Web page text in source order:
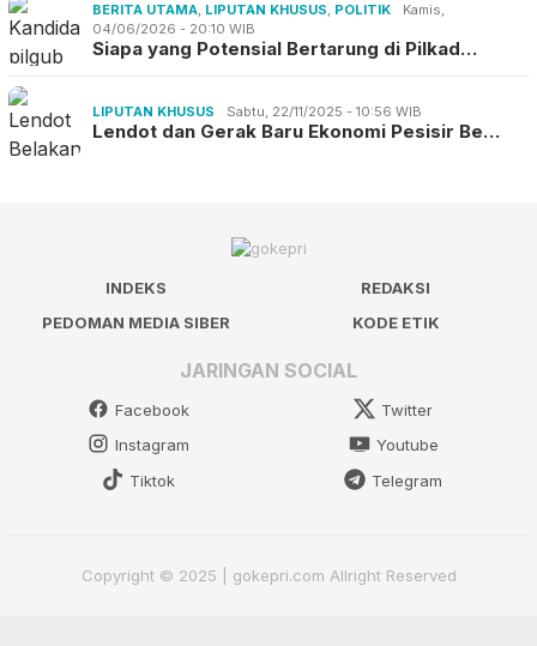
BERITA UTAMA, LIPUTAN KHUSUS, POLITIK
Kamis,
04/06/2026 - 20:10 WIB
Siapa yang Potensial Bertarung di Pilkad…
LIPUTAN KHUSUS Sabtu, 22/11/2025 - 10:56 WIB
Lendot dan Gerak Baru Ekonomi Pesisir Be…
INDEKS
REDAKSI
PEDOMAN MEDIA SIBER
KODE ETIK
JARINGAN SOCIAL
Facebook
Twitter
Instagram
Youtube
Tiktok
Telegram
Copyright © 2025 | gokepri.com Allright Reserved